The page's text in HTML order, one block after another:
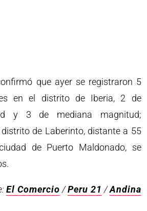
que ayer se registraron 5
en el distrito de Iberia, 2 de
y 3 de mediana magnitud;
de Laberinto, distante a 55
de Puerto Maldonado, se
El Comercio /Peru 21 /Andina